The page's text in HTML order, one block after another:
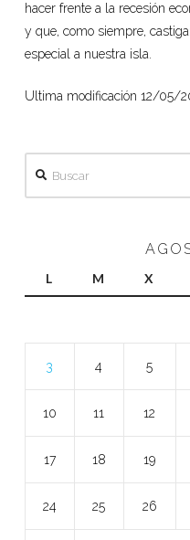
hacer frente a la recesión
y que, como siempre,
especial a nuestra isla.
Ultima modificación 12/05/
L M X
3 4 5
10 11 12
17 18 19
24 25 26